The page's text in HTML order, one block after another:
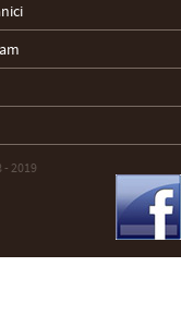
2019